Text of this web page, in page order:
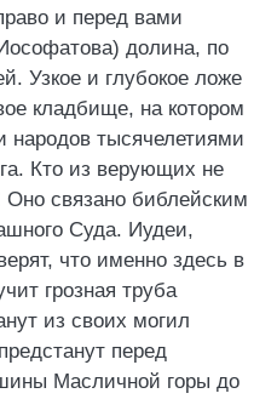
и перед вами
долина, по
Узкое и глубокое ложе
кладбище, на котором
народов тысячелетиями
Кто из верующих не
связано библейским
Суда. Иудеи,
что именно здесь в
грозная труба
из своих могил
перед
Масличной горы до